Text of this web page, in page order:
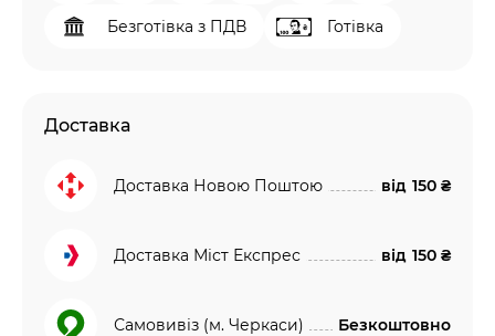
Безготівка з ПДВ Готівка
Доставка
Доставка Новою Поштою від 150 ₴
Доставка Міст Експрес від 150 ₴
Самовивіз (м. Черкаси) Безкоштовно